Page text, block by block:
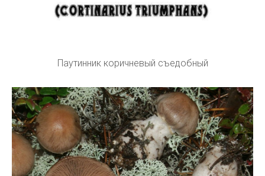
Паутинник коричневый съедобный